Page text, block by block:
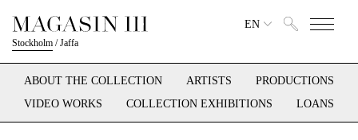
Stockholm /Jaffa
EN
ABOUT THE COLLECTION ARTISTS
PRODUCTIONS
VIDEO WORKS
COLLECTION EXHIBITIONS LOANS